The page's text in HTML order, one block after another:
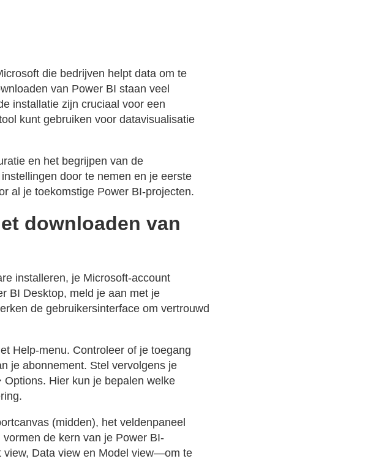
die bedrijven helpt data om te
van Power BI staan veel
installatie zijn cruciaal voor een
kunt gebruiken voor datavisualisatie
en het begrijpen van de
door te nemen en je eerste
al je toekomstige Power BI-projecten.
downloaden van
installeren, je Microsoft-account
BI Desktop, meld je aan met je
de gebruikersinterface om vertrouwd
Help-menu. Controleer of je toegang
je abonnement. Stel vervolgens je
Hier kun je bepalen welke
(midden), het veldenpaneel
de kern van je Power BI-
Data view en Model view—om te